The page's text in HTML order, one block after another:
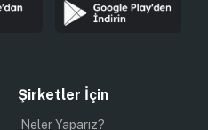
Şirketler İçin
Neler Yaparız?